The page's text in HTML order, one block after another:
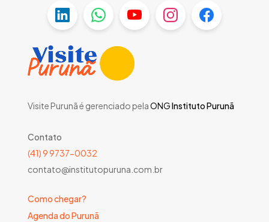
Visite Purunã é gerenciado pelaONGInstituto Purunã
Contato
(41) 9 9737-0032
contato@institutopuruna.com.br
Como chegar?
Agenda do Purunã